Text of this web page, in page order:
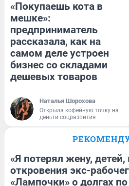
«Покупаешь кота в
мешке»:
предприниматель
рассказала, как на
самом деле устроен
бизнес со складами
дешевых товаров
Наталья Шорохова
Открыла кофейную точку на
деньги соцразвития
«Я потерял жену, детей,
откровения экс-
«Лампочки» о долгах по